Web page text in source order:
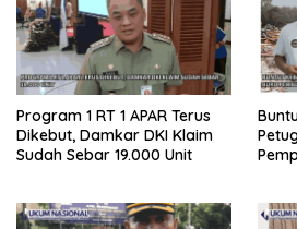
Program 1 RT 1 APAR Terus
Dikebut, Damkar DKI Klaim
Sudah Sebar 19.000 Unit